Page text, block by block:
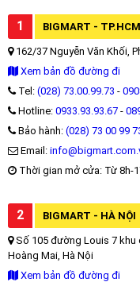
1 BIGMART - TP.HCM
162/37 Nguyễn Văn Khối,
Xem bản đồ đường đi
Tel: (028) 73.00.99.73 -
Hotline: 0933.93.93.67 -
Bảo hành: (028) 73 00 99
Email:
Thời gian mở cửa: Từ 8h-
2 BIGMART - HÀ NỘI
Số 105 đường Louis 7 khu
Hoàng Mai, Hà Nội
Xem bản đồ đường đi